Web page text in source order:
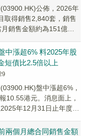
(03900.HK)公佈，2026年
取得銷售2,840套，銷售
銷售金額約為151億元
中漲超6% 料2025年股
短債比2.5倍以上
盤中漲超6%，
10.55港元。消息面上，
年12月31日止年度公
兩個月總合同銷售金額